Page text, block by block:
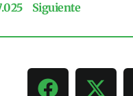
Siguiente